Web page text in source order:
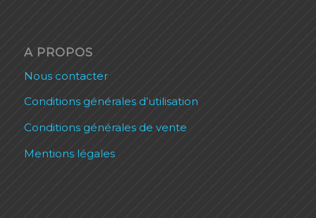
A PROPOS
Nous contacter
Conditions générales d’utilisation
Conditions générales de vente
Mentions légales